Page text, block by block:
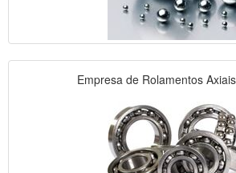
Empresa de Rolamentos